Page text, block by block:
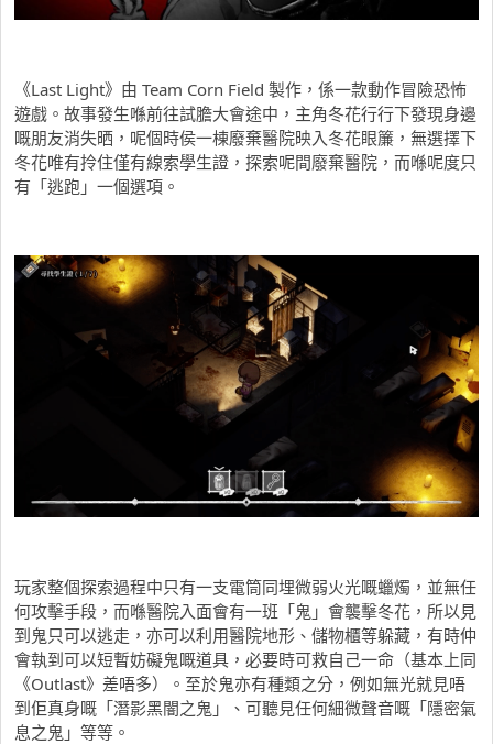
《Last Light》由 Team Corn Field 製作，係一款動作冒險恐怖
遊戲。故事發生喺前往試膽大會途中，主角冬花行行下發現身邊
嘅朋友消失晒，呢個時侯一棟廢棄醫院映入冬花眼簾，無選擇下
冬花唯有拎住僅有線索學生證，探索呢間廢棄醫院，而喺呢度只
有「逃跑」一個選項。
玩家整個探索過程中只有一支電筒同埋微弱火光嘅蠟燭，並無任
何攻擊手段，而喺醫院入面會有一班「鬼」會襲擊冬花，所以見
到鬼只可以逃走，亦可以利用醫院地形、儲物櫃等躲藏，有時仲
會執到可以短暫妨礙鬼嘅道具，必要時可救自己一命（基本上同
《Outlast》差唔多）。至於鬼亦有種類之分，例如無光就見唔
到佢真身嘅「潛影黑闇之鬼」、可聽見任何細微聲音嘅「隱密氣
息之鬼」等等。